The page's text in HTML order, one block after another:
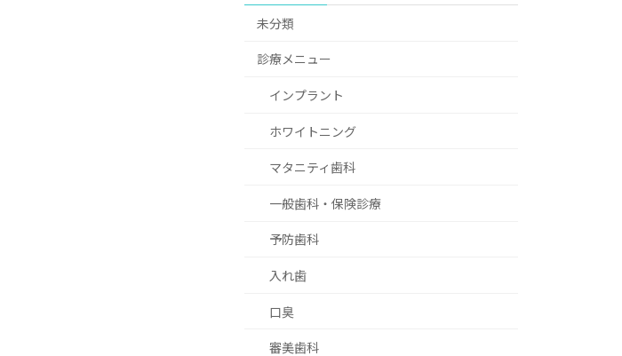
未分類
診療メニュー
インプラント
ホワイトニング
マタニティ歯科
一般歯科・保険診療
予防歯科
入れ歯
口臭
審美歯科